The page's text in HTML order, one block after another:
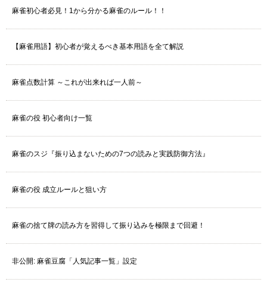
麻雀初心者必見！1から分かる麻雀のルール！！
【麻雀用語】初心者が覚えるべき基本用語を全て解説
麻雀点数計算 ～これが出来れば一人前～
麻雀の役 初心者向け一覧
麻雀のスジ『振り込まないための7つの読みと実践防御方法』
麻雀の役 成立ルールと狙い方
麻雀の捨て牌の読み方を習得して振り込みを極限まで回避！
非公開: 麻雀豆腐「人気記事一覧」設定